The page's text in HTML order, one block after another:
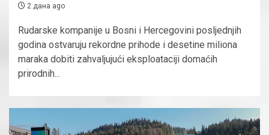
2 дана ago
Rudarske kompanije u Bosni i Hercegovini posljednjih
godina ostvaruju rekordne prihode i desetine miliona
maraka dobiti zahvaljujući eksploataciji domaćih
prirodnih...